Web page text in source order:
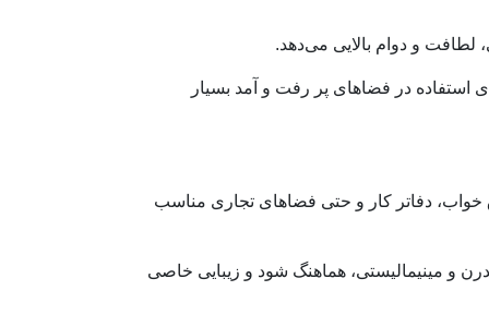
استفاده در فضاهای پر رفت و آمد بسیار
خواب، دفاتر کار و حتی فضاهای تجاری مناسب
تا مدرن و مینیمالیستی، هماهنگ شود و زیبایی خاصی